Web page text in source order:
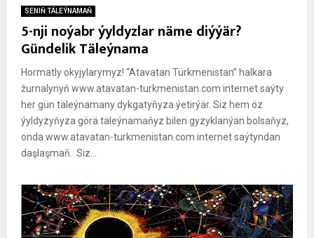
SENIŇ TÄLEÝNAMAŇ
5-nji noýabr ýyldyzlar näme diýýär?
Gündelik Täleýnama
Hormatly okyjylarymyz! “Atavatan Türkmenistan” halkara
žurnalynyň www.atavatan-turkmenistan.com internet saýty
her gün täleýnamany dykgatyňyza ýetirýär. Siz hem öz
ýyldyzyňyza görä täleýnamaňyz bilen gyzyklanýan bolsaňyz,
onda www.atavatan-turkmenistan.com internet saýtyndan
daşlaşmaň. Siz...